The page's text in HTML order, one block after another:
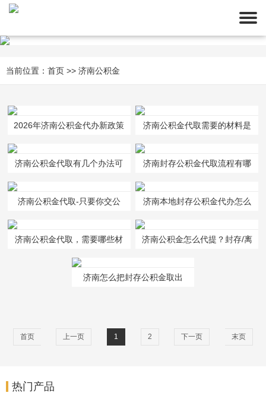
当前位置： 首页 >> 济南公积金
2026年济南公积金代办新政策
济南公积金代取需要的材料是
济南公积金代取有几个办法可
的公司
济南封存公积金代取流程有哪
济南公积金代取-只要你交公
济南本地封存公积金代办怎么
济南公积金代取，需要哪些材
料能办理
济南公积金怎么代提？封存/离
济南怎么把封存公积金取出
首页 上一页 1 2 下一页 末页
热门产品